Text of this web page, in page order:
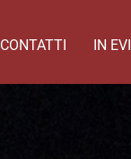
CONTATTI IN